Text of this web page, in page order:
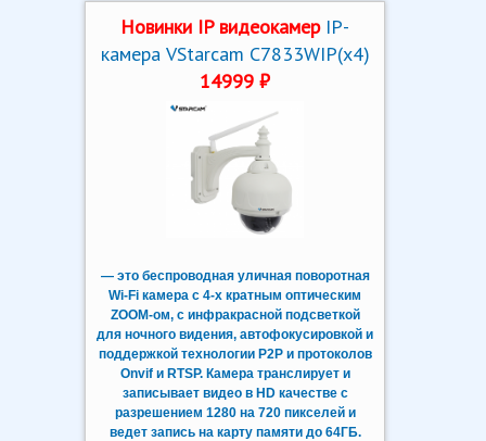
Новинки IP видеокамер IP-
камера VStarcam C7833WIP(x4)
14999 ₽
— это беспроводная уличная поворотная
Wi-Fi камера с 4-х кратным оптическим
ZOOM-ом, с инфракрасной подсветкой
для ночного видения, автофокусировкой и
поддержкой технологии P2P и протоколов
Onvif и RTSP. Камера транслирует и
записывает видео в HD качестве с
разрешением 1280 на 720 пикселей и
ведет запись на карту памяти до 64ГБ.